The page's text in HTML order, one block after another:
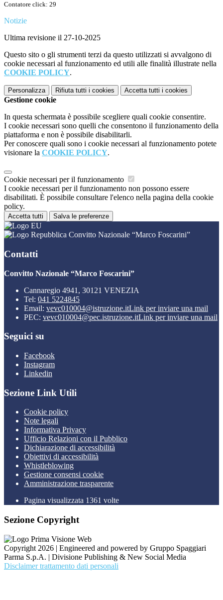
Contatore click: 29
Notizie
Ultima revisione il 27-10-2025
Questo sito o gli strumenti terzi da questo utilizzati si avvalgono di
cookie necessari al funzionamento ed utili alle finalità illustrate nella
COOKIE POLICY.
Personalizza Rifiuta tutti i cookies Accetta tutti i cookies
Gestione cookie
In questa schermata è possibile scegliere quali cookie consentire.
I cookie necessari sono quelli che consentono il funzionamento della
piattaforma e non è possibile disabilitarli.
Per conoscere quali sono i cookie necessari al funzionamento potete
visionare la COOKIE POLICY.
Cookie necessari per il funzionamento
I cookie necessari per il funzionamento non possono essere
disabilitati. È possibile consultare l'elenco nella pagina della cookie
policy.
Accetta tutti Salva le preferenze
Convitto Nazionale “Marco Foscarini”
Contatti
Convitto Nazionale “Marco Foscarini”
Cannaregio 4941, 30121 VENEZIA
Tel: 041 5224845
Email: vevc010004@istruzione.itLink per inviare una mail
PEC: vevc010004@pec.istruzione.itLink per inviare una mail
Seguici su
Facebook
Instagram
Linkedin
Sezione Link Utili
Cookie policy
Note legali
Informativa Privacy
Ufficio Relazioni con il Pubblico
Dichiarazione di accessibilità
Obiettivi di accessibilità
Whistleblowing
Gestione consensi cookie
Amministrazione trasparente
Pagina visualizzata 1361 volte
Sezione Copyright
Copyright 2026 | Engineered and powered by Gruppo Spaggiari
Parma S.p.A. | Divisione Publishing & New Social Media
Disclaimer trattamento dati personali